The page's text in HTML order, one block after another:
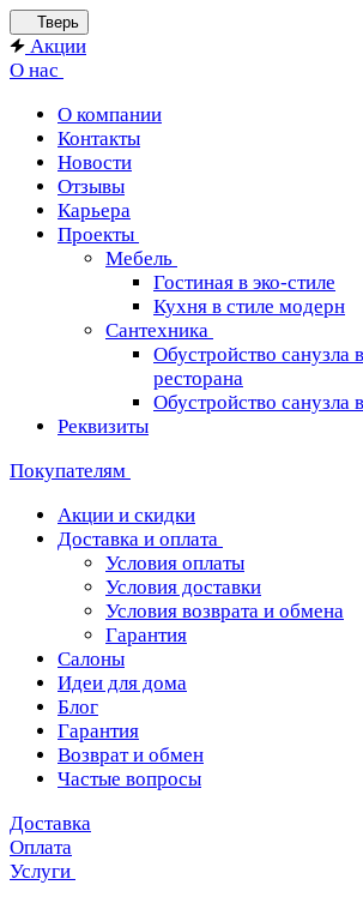
Тверь
Акции
О нас
О компании
Контакты
Новости
Отзывы
Карьера
Проекты
Мебель
Гостиная в эко-стиле
Кухня в стиле модерн
Сантехника
Обустройство санузла
ресторана
Обустройство санузла
Реквизиты
Покупателям
Акции и скидки
Доставка и оплата
Условия оплаты
Условия доставки
Условия возврата и обмена
Гарантия
Салоны
Идеи для дома
Блог
Гарантия
Возврат и обмен
Частые вопросы
Доставка
Оплата
Услуги